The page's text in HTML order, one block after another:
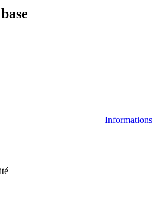
Informations